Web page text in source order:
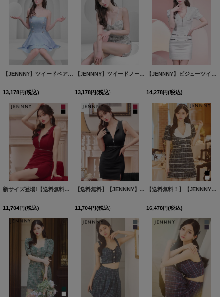
【JENNNY】ツイードベアトップフレアドレス/パールボタン/谷間見せ/背中見せ/ミニドレス/キャバドレス【S-Mサイズ/1カラー】[HC02] 【KND】
13,178円(税込)
【JENNNY】ツイードノースリーブドレス/シアー/タイト/ミニドレス/キャバドレス【S-Lサイズ/1カラー】[HC02] 【KND】
13,178円(税込)
【JENNNY】ビジューツイードドレス/タイト/ジップアップ/パフスリーブ/谷間見せ/背中隠し/ミニドレス/キャバドレス【S-Mサイズ/1カラー】[HC02] 【KND】
14,278円(税込)
新サイズ登場!【送料無料】【JENNNY】ジップアップドレス/ノースリーブ/ワッフル生地/チェーン/谷間見せ/背中隠し/スリット/ミニドレス/キャバドレス【XS-Lサイズ/2カラー】[HC02] 【KND】
11,704円(税込)
【送料無料】【JENNNY】ジップアップドレス/ノースリーブ/ワッフル生地/チェーン/谷間見せ/背中隠し/スリット/ミニドレス/キャバドレス【XS-Lサイズ/2カラー】[HC02] 【KND】
11,704円(税込)
【送料無料！】【JENNNY】マーメイドツイードチェックドレス/キャバドレス【XS-Mサイズ/2カラー】[HC02]【KND】
16,478円(税込)